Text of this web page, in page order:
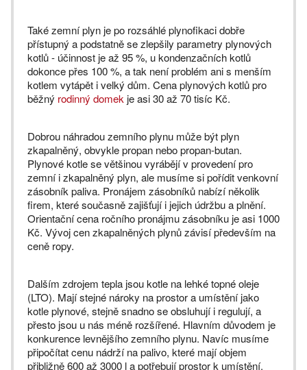
Také zemní plyn je po rozsáhlé plynofikaci dobře
přístupný a podstatně se zlepšily parametry plynových
kotlů - účinnost je až 95 %, u kondenzačních kotlů
dokonce přes 100 %, a tak není problém ani s menším
kotlem vytápět i velký dům. Cena plynových kotlů pro
běžný rodinný domek je asi 30 až 70 tisíc Kč.
Dobrou náhradou zemního plynu může být plyn
zkapalněný, obvykle propan nebo propan-butan.
Plynové kotle se většinou vyrábějí v provedení pro
zemní i zkapalněný plyn, ale musíme si pořídit venkovní
zásobník paliva. Pronájem zásobníků nabízí několik
firem, které současně zajišťují i jejich údržbu a plnění.
Orientační cena ročního pronájmu zásobníku je asi 1000
Kč. Vývoj cen zkapalněných plynů závisí především na
ceně ropy.
Dalším zdrojem tepla jsou kotle na lehké topné oleje
(LTO). Mají stejné nároky na prostor a umístění jako
kotle plynové, stejně snadno se obsluhují i regulují, a
přesto jsou u nás méně rozšířené. Hlavním důvodem je
konkurence levnějšího zemního plynu. Navíc musíme
připočítat cenu nádrží na palivo, které mají objem
přibližně 600 až 3000 l a potřebují prostor k umístění.